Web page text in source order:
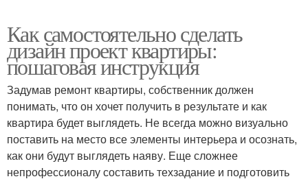
Как самостоятельно сделать
дизайн проект квартиры:
пошаговая инструкция
Задумав ремонт квартиры, собственник должен
понимать, что он хочет получить в результате и как
квартира будет выглядеть. Не всегда можно визуально
поставить на место все элементы интерьера и осознать,
как они будут выглядеть наяву. Еще сложнее
непрофессионалу составить техзадание и подготовить